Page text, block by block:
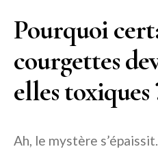
Pourquoi
courgettes
elles toxiques
Ah, le mystère